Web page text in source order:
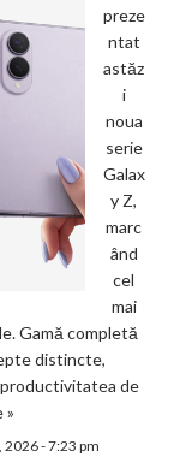
preze
ntat
astăz
i
noua
serie
Galax
y Z,
marc
ând
cel
mai
Gamă completă
distincte,
de
»
2026 - 7:23 pm